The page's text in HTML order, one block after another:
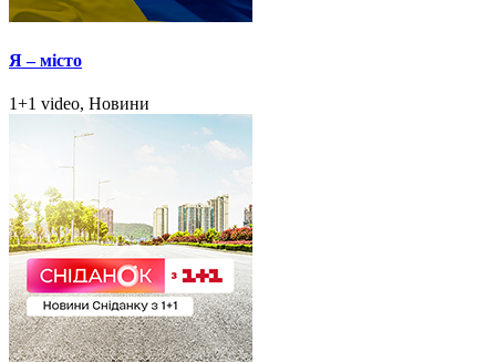
Я – місто
1+1 video, Новини